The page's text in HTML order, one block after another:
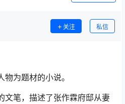
关注 私信
为题材的小说。
文笔，描述了张作霖府邸从妻